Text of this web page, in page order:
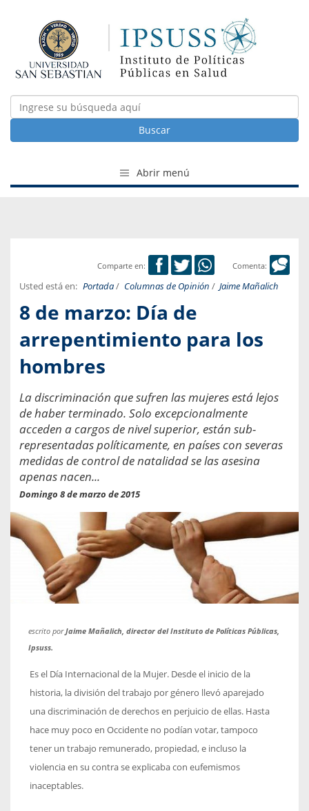
Buscar
Abrir menú
Comparte en: Comenta:
Usted está en: Portada/ Columnas de Opinión / Jaime Mañalich
8 de marzo: Día de
arrepentimiento para los
hombres
La discriminación que sufren las mujeres está lejos
de haber terminado. Solo excepcionalmente
acceden a cargos de nivel superior, están sub-
representadas políticamente, en países con severas
medidas de control de natalidad se las asesina
apenas nacen...
Domingo 8 de marzo de 2015
escrito porJaime Mañalich, director del Instituto de Políticas Públicas,
Ipsuss.
Es el Día Internacional de la Mujer. Desde el inicio de la
historia, la división del trabajo por género llevó aparejado
una discriminación de derechos en perjuicio de ellas. Hasta
hace muy poco en Occidente no podían votar, tampoco
tener un trabajo remunerado, propiedad, e incluso la
violencia en su contra se explicaba con eufemismos
inaceptables.